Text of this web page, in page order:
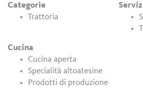
Categorie
Trattoria
Cucina
Cucina aperta
Specialità altoatesine
Prodotti di produzione